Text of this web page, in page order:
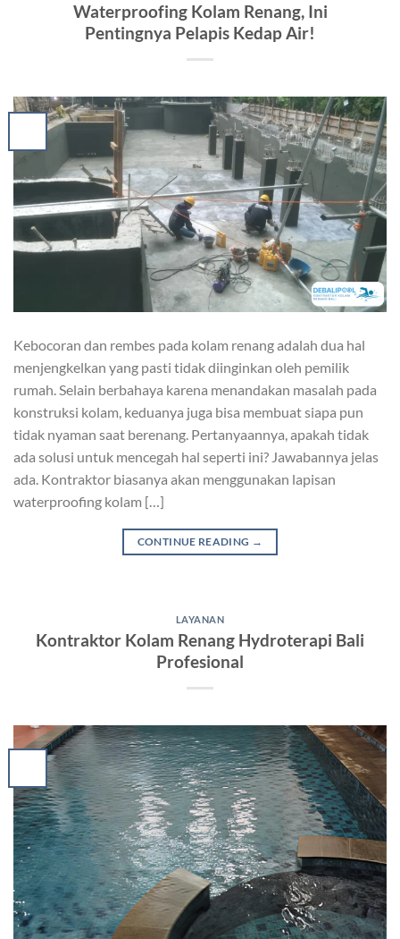
Waterproofing Kolam Renang, Ini
Pentingnya Pelapis Kedap Air!
Kebocoran dan rembes pada kolam renang adalah dua hal
menjengkelkan yang pasti tidak diinginkan oleh pemilik
rumah. Selain berbahaya karena menandakan masalah pada
konstruksi kolam, keduanya juga bisa membuat siapa pun
tidak nyaman saat berenang. Pertanyaannya, apakah tidak
ada solusi untuk mencegah hal seperti ini? Jawabannya jelas
ada. Kontraktor biasanya akan menggunakan lapisan
waterproofing kolam […]
CONTINUE READING →
LAYANAN
Kontraktor Kolam Renang Hydroterapi Bali
Profesional